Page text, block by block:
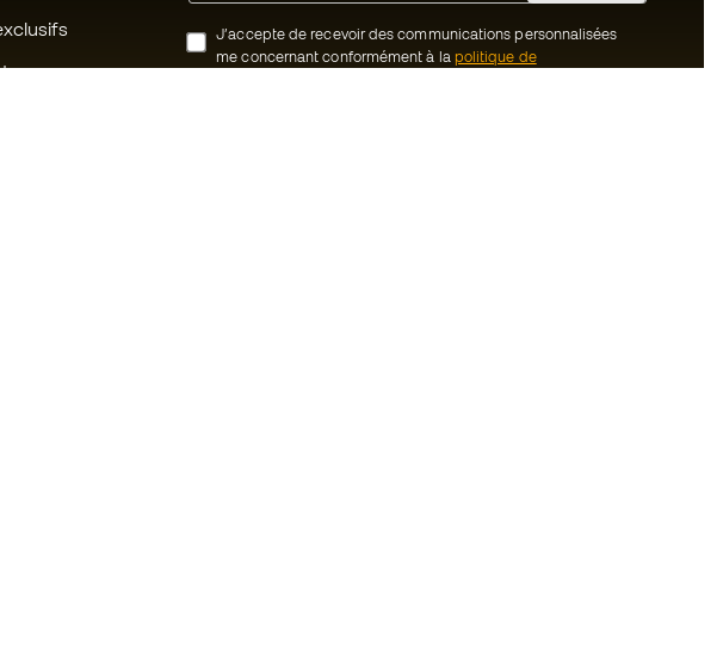
J’accepte de recevoir des communications personnalisées
me concernant conformément à la politique de